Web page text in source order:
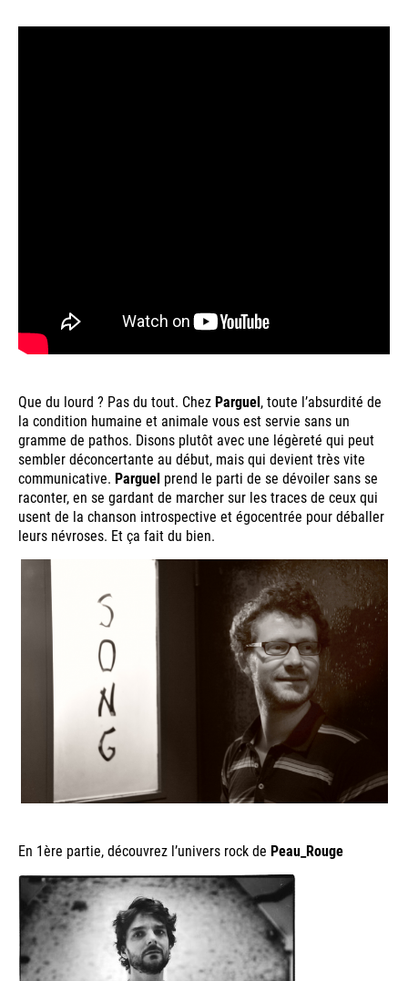
Que du lourd ? Pas du tout. Chez Parguel, toute l’absurdité de
la condition humaine et animale vous est servie sans un
gramme de pathos. Disons plutôt avec une légèreté qui peut
sembler déconcertante au début, mais qui devient très vite
communicative. Parguel prend le parti de se dévoiler sans se
raconter, en se gardant de marcher sur les traces de ceux qui
usent de la chanson introspective et égocentrée pour déballer
leurs névroses. Et ça fait du bien.
En 1ère partie, découvrez l’univers rock de Peau_Rouge